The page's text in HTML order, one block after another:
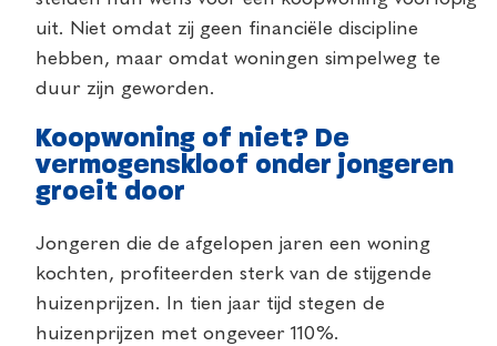
uit. Niet omdat zij geen financiële discipline
hebben, maar omdat woningen simpelweg te
duur zijn geworden.
Koopwoning of niet? De
vermogenskloof onder jongeren
groeit door
Jongeren die de afgelopen jaren een woning
kochten, profiteerden sterk van de stijgende
huizenprijzen. In tien jaar tijd stegen de
huizenprijzen met ongeveer 110%.